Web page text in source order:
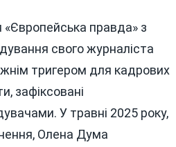
правда» з
свого журналіста
тригером для кадрових
зафіксовані
У травні 2025 року,
Олена Дума